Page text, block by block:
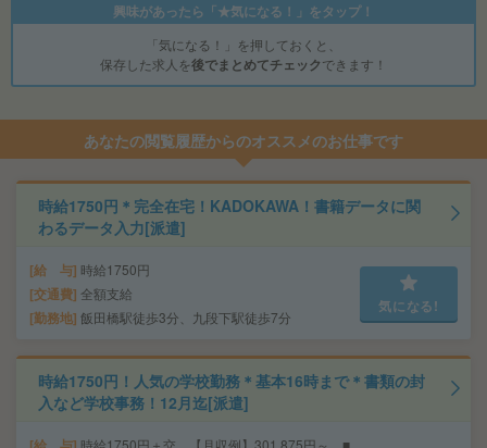
興味があったら「★気になる！」をタップ！
「気になる！」を押しておくと、
保存した求人を後でまとめてチェックできます！
あなたの閲覧履歴からのオススメのお仕事です
時給1750円＊完全在宅！KADOKAWA！書籍データに関
わるデータ入力[派遣]
給 与 時給1750円
交通費 全額支給
勤務地 飯田橋駅徒歩3分、九段下駅徒歩7分
気になる!
時給1750円！人気の学校勤務＊基本16時まで＊書類の封
入など学校事務！12月迄[派遣]
時給1750円＋交 【月収例】301,875円～ ■